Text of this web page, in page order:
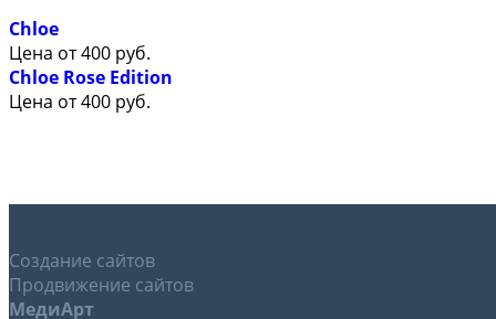
Chloe
Цена от400 руб.
Chloe Rose Edition
Цена от400 руб.
Создание сайтов
Продвижение сайтов
МедиАрт